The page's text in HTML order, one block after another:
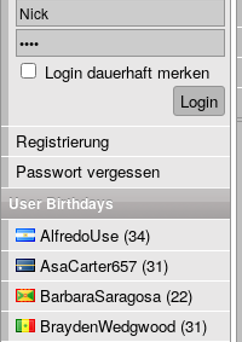
Login dauerhaft merken
Registrierung
Passwort vergessen
User Birthdays
AlfredoUse (34)
AsaCarter657 (31)
BarbaraSaragosa (22)
BraydenWedgwood (31)